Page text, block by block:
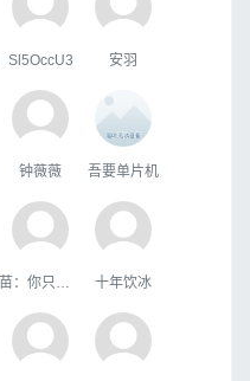
Sl5OccU3 安羽
钟薇薇 吾要单片机
十年饮冰